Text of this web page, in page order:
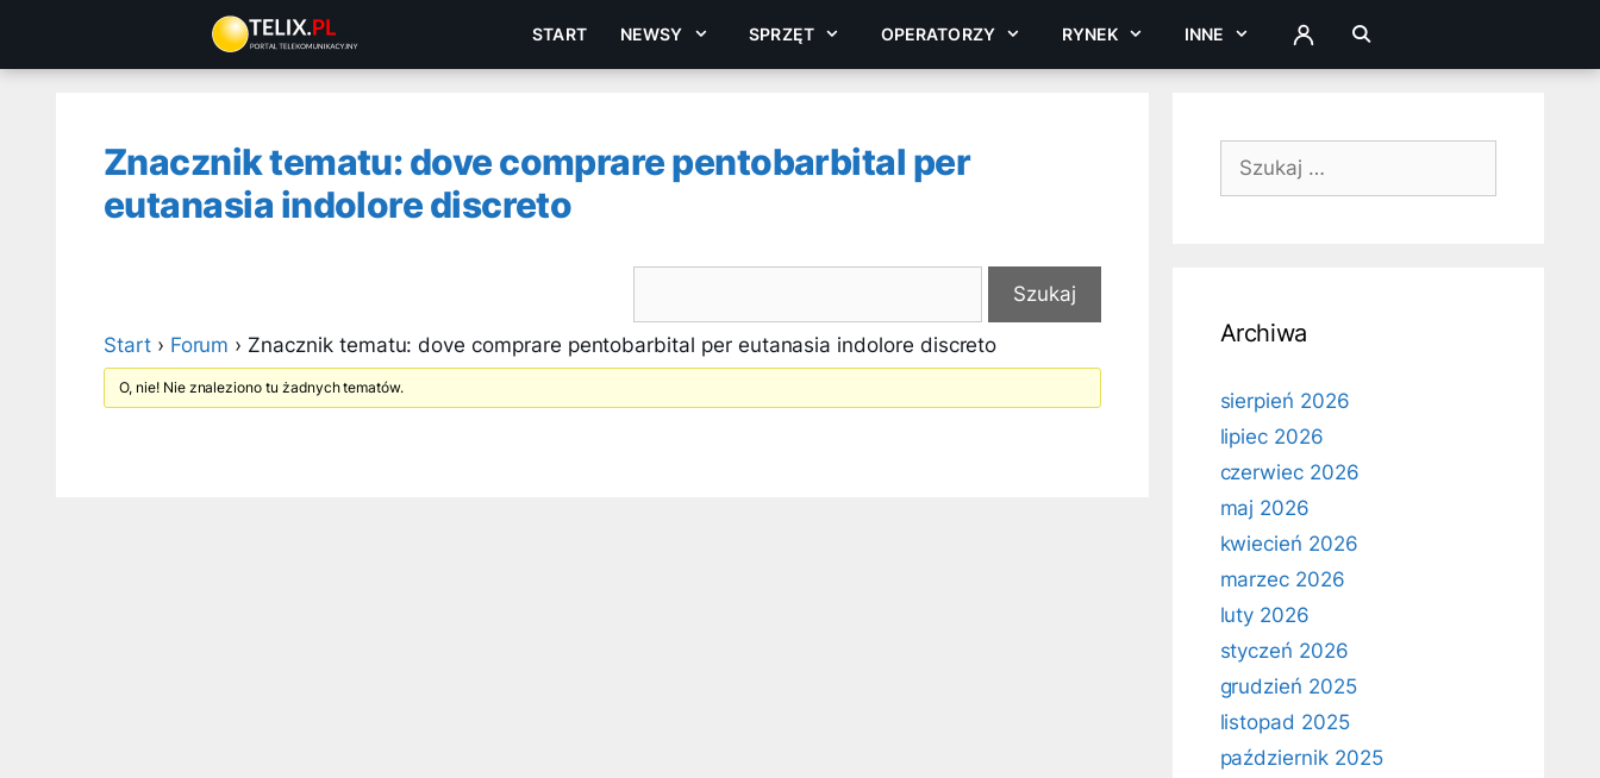
treści
START NEWSY SPRZĘT OPERATORZY RYNEK INNE ZALOGUJ
Znacznik tematu: dove comprare pentobarbital per
eutanasia indolore discreto
Start › Forum › Znacznik tematu: dove comprare pentobarbital per eutanasia indolore discreto
O, nie! Nie znaleziono tu żadnych tematów.
Szukaj:
Archiwa
sierpień 2026
lipiec 2026
czerwiec 2026
maj 2026
kwiecień 2026
marzec 2026
luty 2026
styczeń 2026
grudzień 2025
listopad 2025
październik 2025